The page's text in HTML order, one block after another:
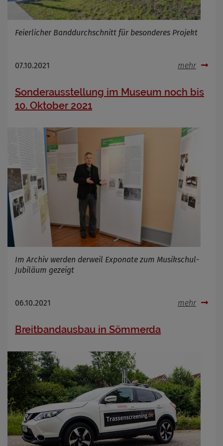
Feierlicher Banddurchschnitt für besonderes Projekt
07.10.2021 mehr
Sonderausstellung im Museum noch bis
10. Oktober 2021
Im Archiv werden derweil Exponate zum Musikschul-
Jubiläum gezeigt
06.10.2021 mehr
Breitbandausbau in Sömmerda
Name
Cookies die bei der Verwendung von
OpenWeatherAPI gesetzt werden
Infos schließen